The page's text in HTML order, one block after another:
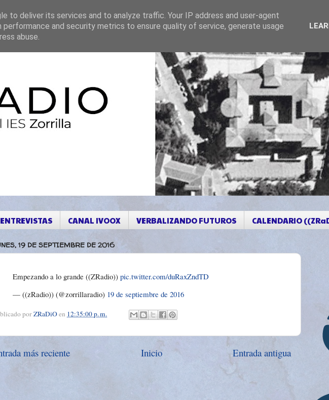
ENTREVISTAS CANAL IVOOX VERBALIZANDO FUTUROS CALENDARIO
19 DE SEPTIEMBRE DE 2016
Empezando a lo grande ((ZRadio)) pic.twitter.com/duRaxZndTD
— ((zRadio)) (@zorrillaradio) 19 de septiembre de 2016
porZRaDiOen 12:35:00 p. m.
más reciente Entrada antigua
Inicio
to deliver its services and to analyze traffic. Your IP address and user-agent
performance and security metrics to ensure quality of service, generate usage
abuse.